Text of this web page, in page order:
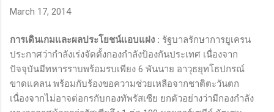
March 17, 2014
การเดินเกมและผลประโยชน์แอบแฝง : รัฐบาลรักษาการยูเครน
ประกาศว่ากำลังเร่งจัดตั้งกองกำลังป้องกันประเทศ เนื่องจาก
ปัจจุบันมีทหารราบพร้อมรบเพียง 6 พันนาย อาวุธยุทโธปกรณ์
ขาดแคลน พร้อมกับร้องขอความช่วยเหลือจากชาติตะวันตก
เนื่องจากไม่อาจต่อกรกับกองทัพรัสเซีย ยกตัวอย่างว่ามีกองกำลัง